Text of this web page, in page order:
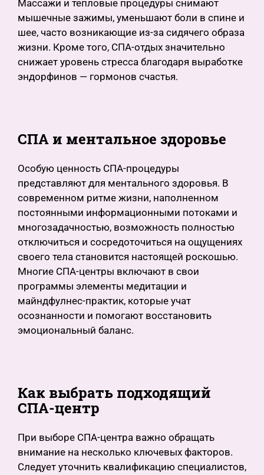
Массажи и тепловые процедуры снимают
мышечные зажимы, уменьшают боли в спине и
шее, часто возникающие из-за сидячего образа
жизни. Кроме того, СПА-отдых значительно
снижает уровень стресса благодаря выработке
эндорфинов — гормонов счастья.
СПА и ментальное здоровье
Особую ценность СПА-процедуры
представляют для ментального здоровья. В
современном ритме жизни, наполненном
постоянными информационными потоками и
многозадачностью, возможность полностью
отключиться и сосредоточиться на ощущениях
своего тела становится настоящей роскошью.
Многие СПА-центры включают в свои
программы элементы медитации и
майндфулнес-практик, которые учат
осознанности и помогают восстановить
эмоциональный баланс.
Как выбрать подходящий
СПА-центр
При выборе СПА-центра важно обращать
внимание на несколько ключевых факторов.
Следует уточнить квалификацию специалистов,